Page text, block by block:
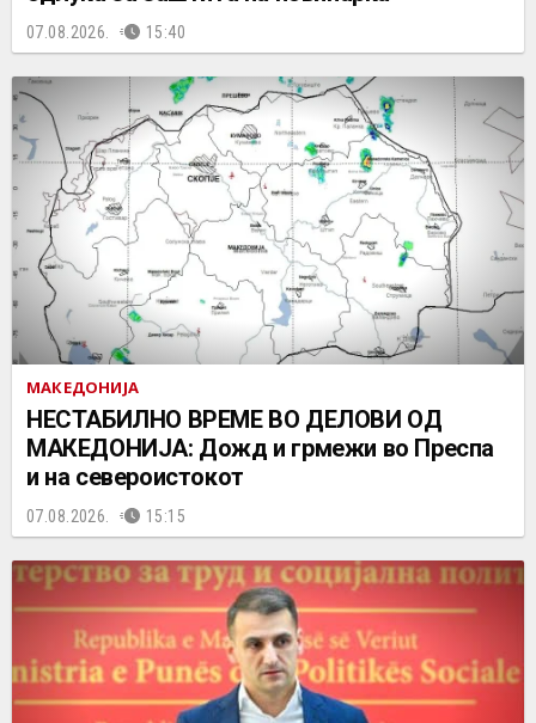
07.08.2026. 15:40
МАКЕДОНИЈА
НЕСТАБИЛНО ВРЕМЕ ВО ДЕЛОВИ ОД
МАКЕДОНИЈА: Дожд и грмежи во Преспа
и на североистокот
07.08.2026. 15:15